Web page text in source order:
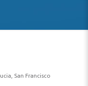
San Francisco